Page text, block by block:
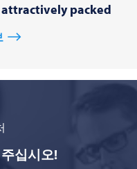
attractively packed
십시오!